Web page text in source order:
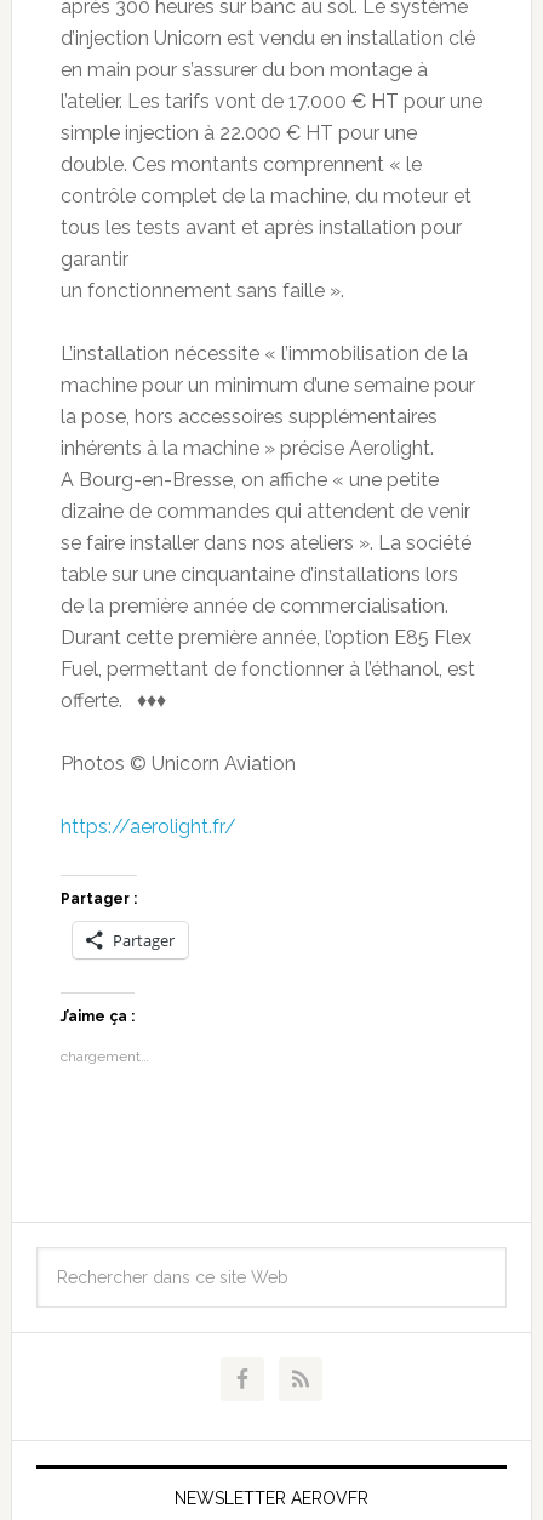
après 300 heures sur banc au sol. Le système
d’injection Unicorn est vendu en installation clé
en main pour s’assurer du bon montage à
l’atelier. Les tarifs vont de 17.000 € HT pour une
simple injection à 22.000 € HT pour une
double. Ces montants comprennent « le
contrôle complet de la machine, du moteur et
tous les tests avant et après installation pour
garantir
un fonctionnement sans faille ».
L’installation nécessite « l’immobilisation de la
machine pour un minimum d’une semaine pour
la pose, hors accessoires supplémentaires
inhérents à la machine » précise Aerolight.
A Bourg-en-Bresse, on affiche « une petite
dizaine de commandes qui attendent de venir
se faire installer dans nos ateliers ». La société
table sur une cinquantaine d’installations lors
de la première année de commercialisation.
Durant cette première année, l’option E85 Flex
Fuel, permettant de fonctionner à l’éthanol, est
offerte. ♦♦♦
Photos © Unicorn Aviation
https://aerolight.fr/
Partager :
Partager
J’aime ça :
chargement…
NEWSLETTER AEROVFR